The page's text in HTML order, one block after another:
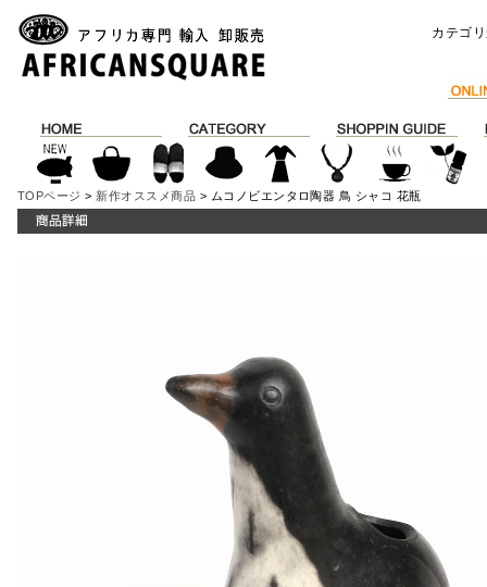
カテゴ
TOPページ > 新作オススメ商品 > ムコノビエンタロ陶器 鳥 シャコ 花瓶